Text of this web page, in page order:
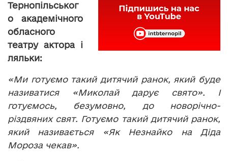
Тернопільськог
о академічного
обласного
театру актора і
ляльки:
«Ми готуємо такий дитячий ранок, який буде
називатися «Миколай дарує свято». І
готуємось, безумовно, до новорічно-
різдвяних свят. Готуємо такий дитячий ранок,
який називається «Як Незнайко на Діда
Мороза чекав».